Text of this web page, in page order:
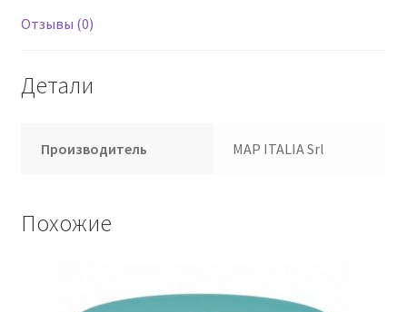
Отзывы (0)
Детали
Производитель MAP ITALIA Srl
Похожие